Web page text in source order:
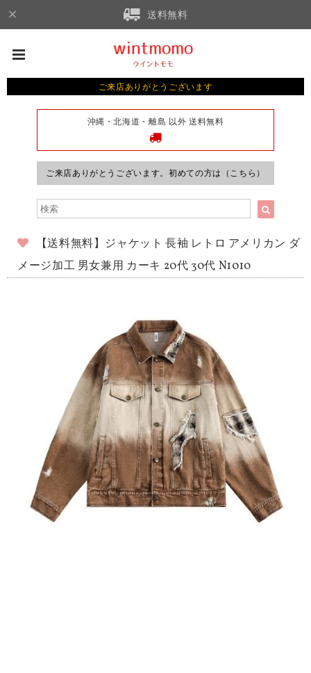
送料無料
ご来店ありがとうございます
沖縄・北海道・離島 以外 送料無料
ご来店ありがとうございます。初めての方は（こちら）
【送料無料】ジャケット 長袖 レトロ アメリカン ダ
メージ加工 男女兼用 カーキ 20代 30代 N1010